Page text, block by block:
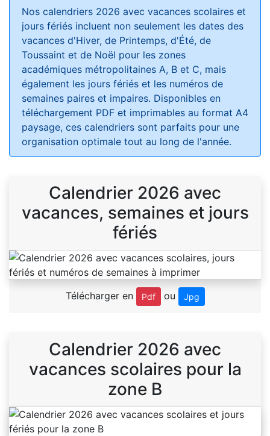
Nos calendriers 2026 avec vacances scolaires et
jours fériés incluent non seulement les dates des
vacances d'Hiver, de Printemps, d'Été, de
Toussaint et de Noël pour les zones
académiques métropolitaines A, B et C, mais
également les jours fériés et les numéros de
semaines paires et impaires. Disponibles en
téléchargement PDF et imprimables au format A4
paysage, ces calendriers sont parfaits pour une
organisation optimale tout au long de l'année.
Calendrier 2026 avec
vacances, semaines et jours
fériés
Télécharger en Pdf ou Jpg
Calendrier 2026 avec
vacances scolaires pour la
zone B